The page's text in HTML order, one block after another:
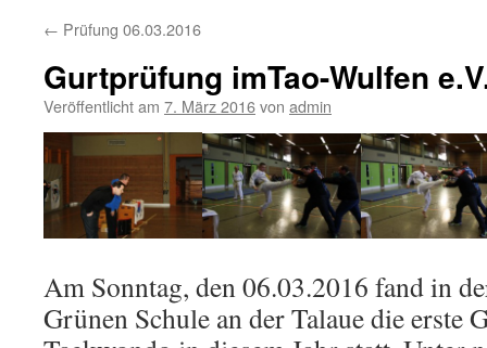
← Prüfung 06.03.2016
Gurtprüfung imTao-Wulfen
Veröffentlicht am 7. März 2016von admin
Am Sonntag, den 06.03.2016 fand in
Grünen Schule an der Talaue die erste